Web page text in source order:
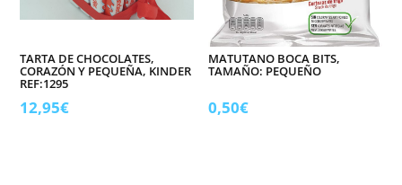
TARTA DE CHOCOLATES,
CORAZÓN Y PEQUEÑA, KINDER
REF:1295
12,95€
MATUTANO BOCA BITS,
TAMAÑO: PEQUEÑO
0,50€